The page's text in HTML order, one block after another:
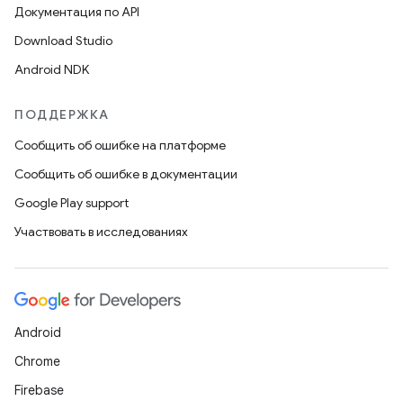
Документация по API
Download Studio
Android NDK
ПОДДЕРЖКА
Сообщить об ошибке на платформе
Сообщить об ошибке в документации
Google Play support
Участвовать в исследованиях
Android
Chrome
Firebase